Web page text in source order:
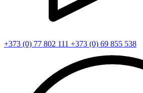
+373 (0) 77 802 111 +373 (0) 69 855 538